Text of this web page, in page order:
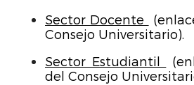
Sector Docente
Consejo Universitario).
Sector Estudiantil
del Consejo